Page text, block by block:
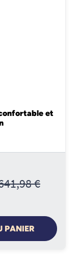
et
€
PANIER